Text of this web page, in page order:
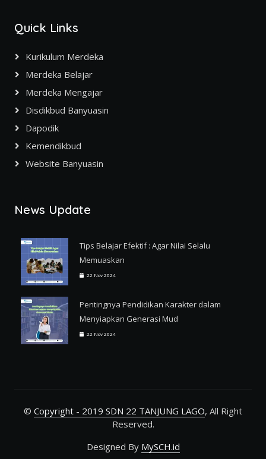
Quick Links
Kurikulum Merdeka
Merdeka Belajar
Merdeka Mengajar
Disdikbud Banyuasin
Dapodik
Kemendikbud
Website Banyuasin
News Update
Tips Belajar Efektif : Agar Nilai Selalu
Memuaskan
22 Nov 2024
Pentingnya Pendidikan Karakter dalam
Menyiapkan Generasi Mud
22 Nov 2024
© Copyright - 2019 SDN 22 TANJUNG LAGO, All Right
Reserved.
Designed By MySCH.id